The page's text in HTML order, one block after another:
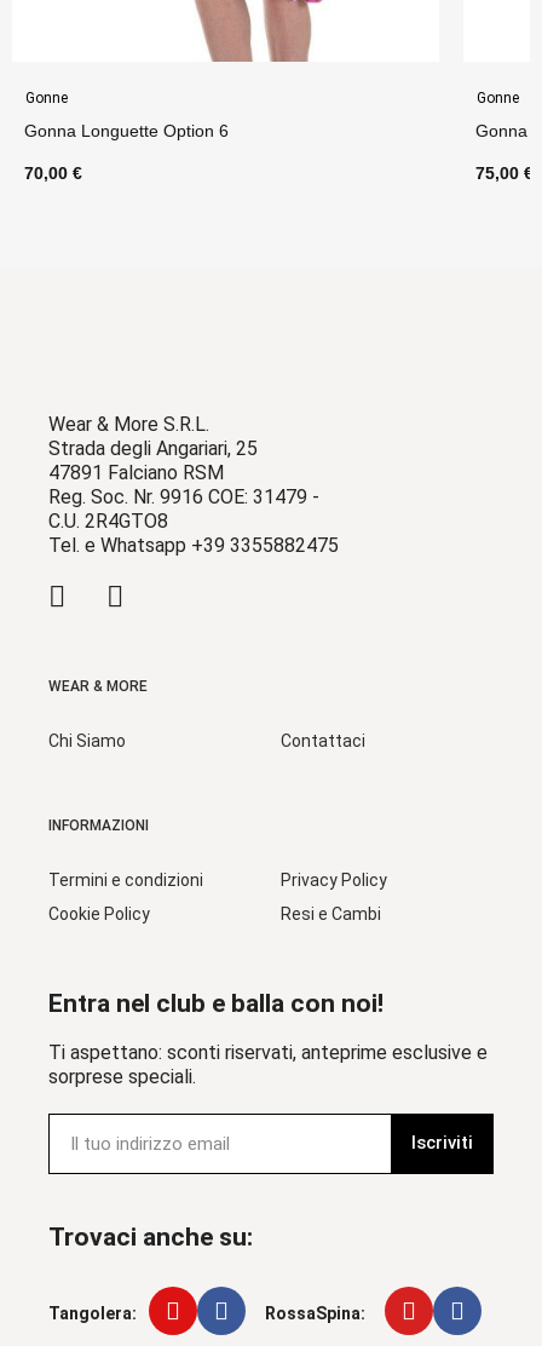
Gonne
Gonna Longuette Option 6
70,00 €
Gonne
Gonna
75,00 €
Wear & More S.R.L.
Strada degli Angariari, 25
47891 Falciano RSM
Reg. Soc. Nr. 9916 COE: 31479 -
C.U. 2R4GTO8
Tel. e Whatsapp +39 3355882475
WEAR & MORE
Chi Siamo Contattaci
INFORMAZIONI
Termini e condizioni
Cookie Policy
Privacy Policy
Resi e Cambi
Entra nel club e balla con noi!
Ti aspettano: sconti riservati, anteprime esclusive e
sorprese speciali.
Iscriviti
Trovaci anche su:
Tangolera: RossaSpina: